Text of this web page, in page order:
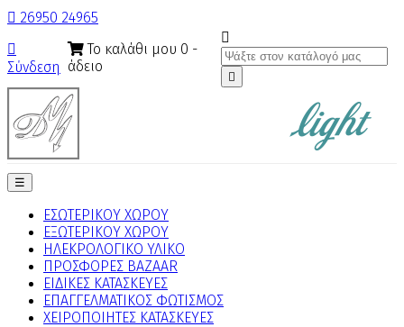
 26950 24965

Σύνδεση
Το καλάθι μου 0 -
άδειο


Toggle
navigation
☰
ΕΣΩΤΕΡΙΚΟΥ ΧΩΡΟΥ
ΕΞΩΤΕΡΙΚΟΥ ΧΩΡΟΥ
ΗΛΕΚΡΟΛΟΓΙΚΟ ΥΛΙΚΟ
ΠΡΟΣΦΟΡΕΣ BAZAAR
ΕΙΔΙΚΕΣ ΚΑΤΑΣΚΕΥΕΣ
ΕΠΑΓΓΕΛΜΑΤΙΚΟΣ ΦΩΤΙΣΜΟΣ
ΧΕΙΡΟΠΟΙΗΤΕΣ ΚΑΤΑΣΚΕΥΕΣ